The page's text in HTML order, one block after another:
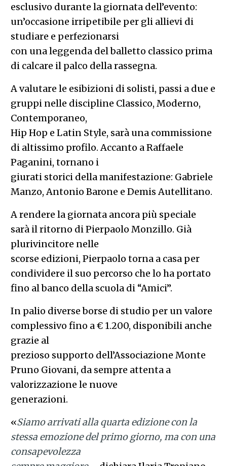
esclusivo durante la giornata dell’evento:
un’occasione irripetibile per gli allievi di
studiare e perfezionarsi
con una leggenda del balletto classico prima
di calcare il palco della rassegna.
A valutare le esibizioni di solisti, passi a due e
gruppi nelle discipline Classico, Moderno,
Contemporaneo,
Hip Hop e Latin Style, sarà una commissione
di altissimo profilo. Accanto a Raffaele
Paganini, tornano i
giurati storici della manifestazione: Gabriele
Manzo, Antonio Barone e Demis Autellitano.
A rendere la giornata ancora più speciale
sarà il ritorno di Pierpaolo Monzillo. Già
plurivincitore nelle
scorse edizioni, Pierpaolo torna a casa per
condividere il suo percorso che lo ha portato
fino al banco della scuola di “Amici”.
In palio diverse borse di studio per un valore
complessivo fino a € 1.200, disponibili anche
grazie al
prezioso supporto dell’Associazione Monte
Pruno Giovani, da sempre attenta a
valorizzazione le nuove
generazioni.
«Siamo arrivati alla quarta edizione con la
stessa emozione del primo giorno, ma con una
consapevolezza